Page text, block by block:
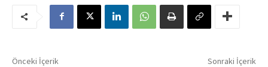
Önceki İçerik Sonraki İçerik